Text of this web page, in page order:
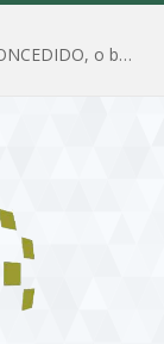
PORTARIA Nº 025/2026-GP/IPREVSSBV – CONCEDIDO, o benefício de PENSÃO a MARIA ESTELA DOS SANTOS SOUZA